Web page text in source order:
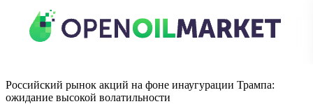
Российский рынок акций на фоне инаугурации Трампа:
ожидание высокой волатильности